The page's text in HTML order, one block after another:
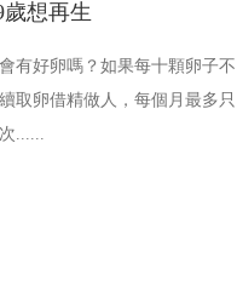
想再生
有好卵嗎？如果每十顆卵子不
取卵借精做人，每個月最多只
......